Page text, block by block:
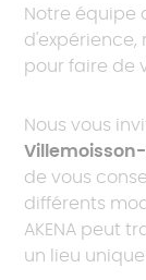
Notre équipe
d'expérience,
pour faire de
Nous vous
de vous
différents
AKENA peut
un lieu